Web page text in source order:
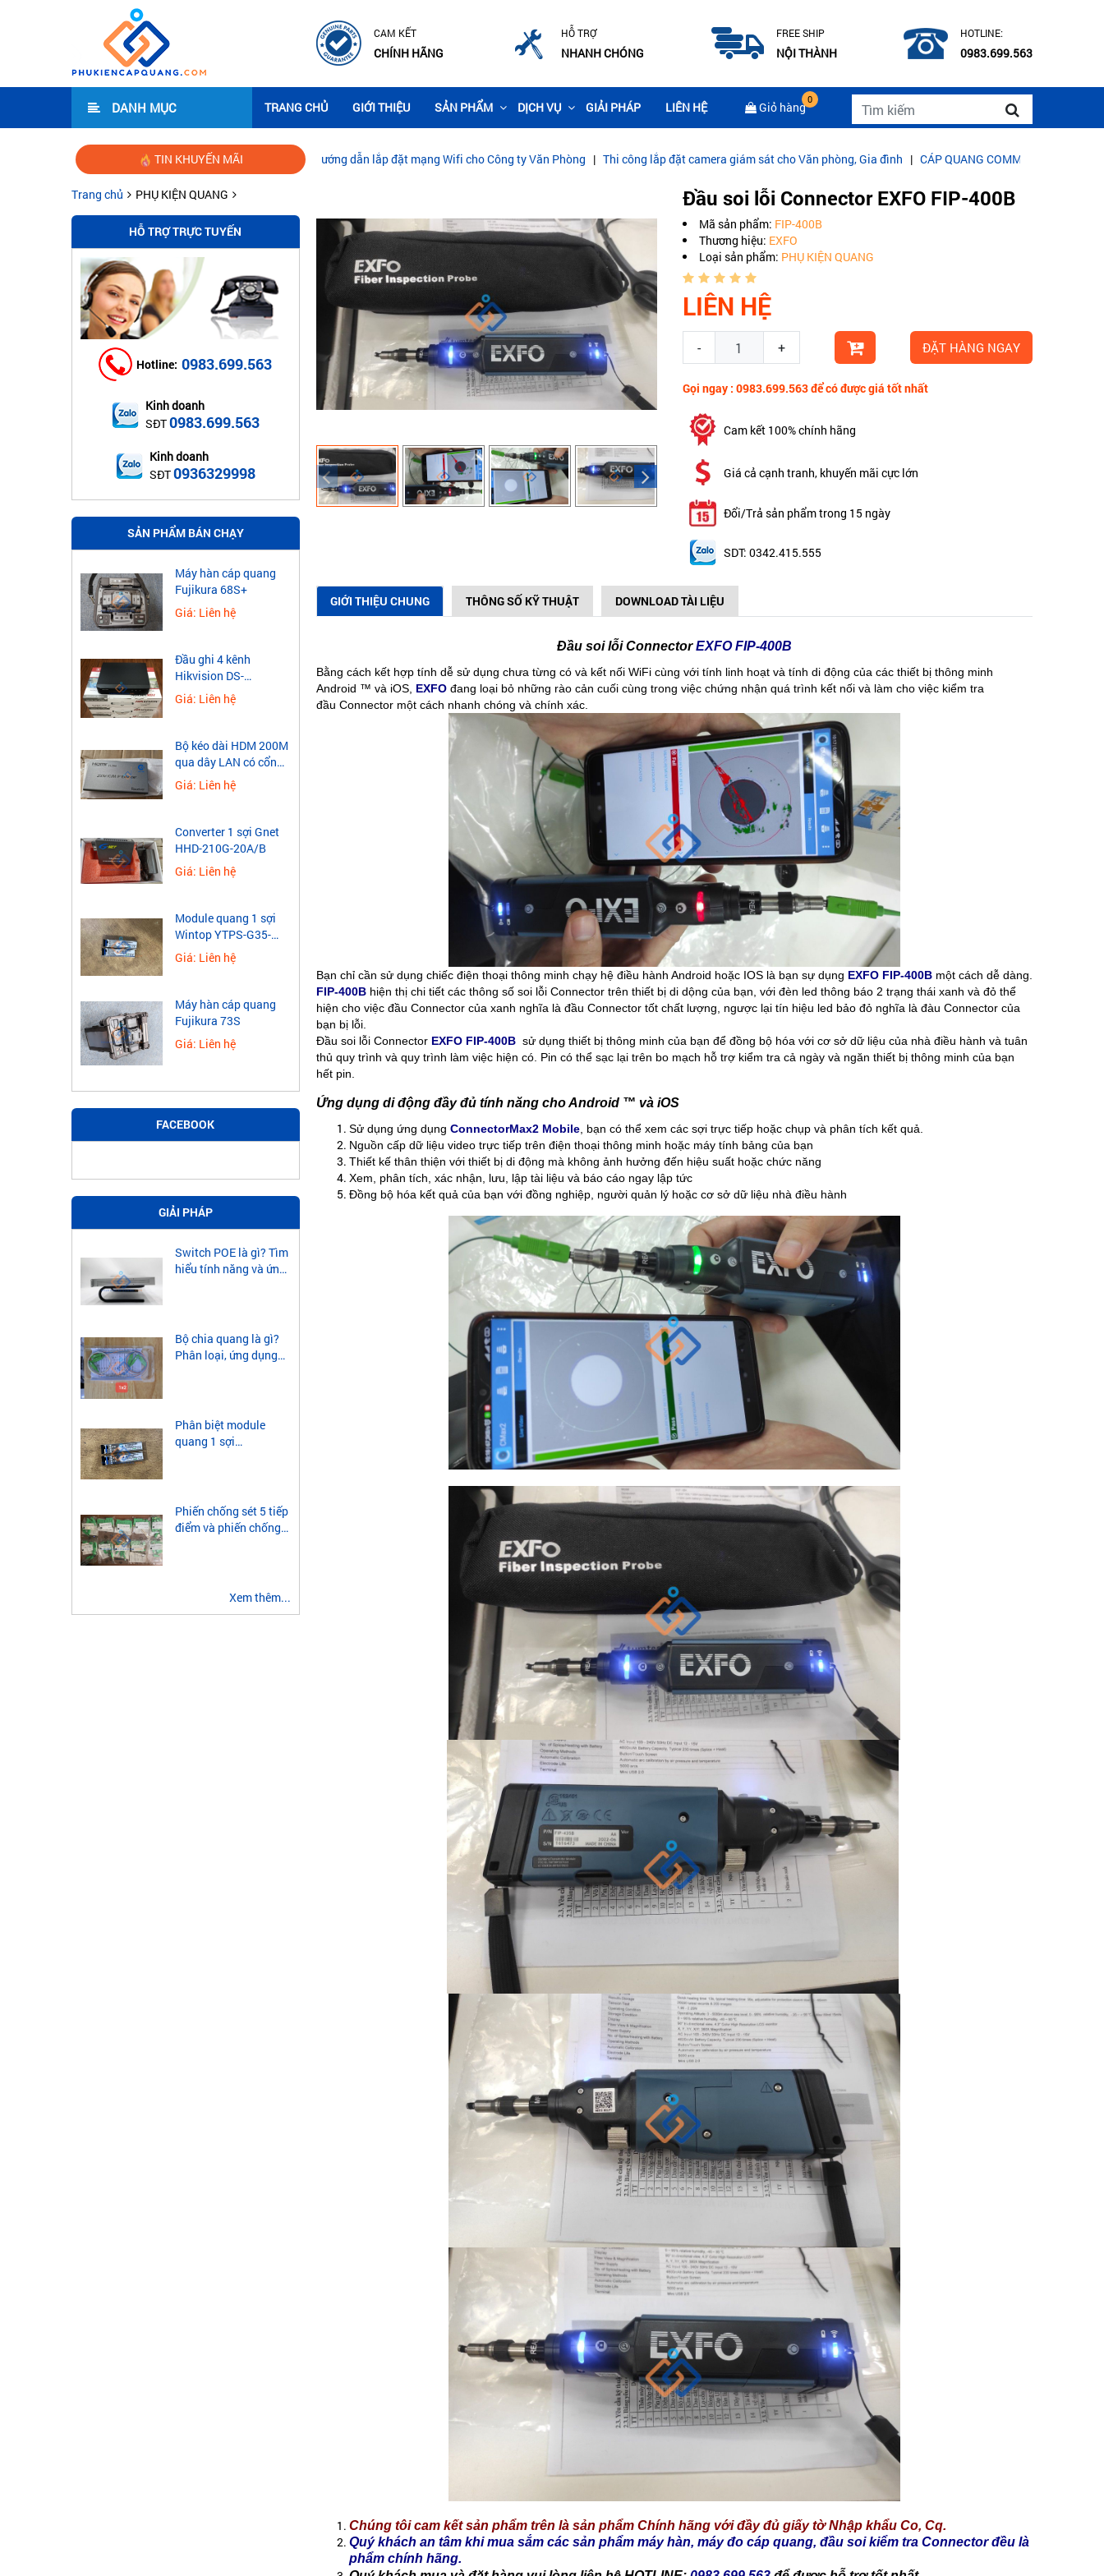
CAM KẾT
CHÍNH HÃNG
HỖ TRỢ
NHANH CHÓNG
FREE SHIP
NỘI THÀNH
HOTLINE:
0983.699.563
DANH MỤC TRANG CHỦ GIỚI THIỆU SẢN PHẨM DỊCH VỤ GIẢI PHÁP LIÊN HỆ Giỏ hàng
0
TIN KHUYẾN MÃIHướng dẫn lắp đặt mạng Wifi cho Công ty Văn Phòng|Thi công lắp đặt camera giám sát cho Văn phòng, Gia đình|CÁP QUANG COMMSCOPE MULTIMODE OM3
Trang chủ PHỤ KIỆN QUANG
HỖ TRỢ TRỰC TUYẾN
Hotline: 0983.699.563
Kinh doanh
SĐT0983.699.563
Kinh doanh
SĐT0936329998
SẢN PHẨM BÁN CHẠY
Máy hàn cáp quang
Fujikura 68S+
Giá: Liên hệ
Đầu ghi 4 kênh
Hikvision DS-
7604NXI-K1
Giá: Liên hệ
​Bộ kéo dài HDM 200M
qua dây LAN có cổng
USB
Giá: Liên hệ
Converter 1 sợi Gnet
HHD-210G-20A/B
Giá: Liên hệ
Module quang 1 sợi
Wintop YTPS-G35-
40LD 1.25G
Giá: Liên hệ
Máy hàn cáp quang
Fujikura 73S
Giá: Liên hệ
FACEBOOK
GIẢI PHÁP
Switch POE là gì? Tìm
hiểu tính năng và ứng
Bộ chia quang là gì?
Phân loại, ứng dụng
Phân biệt module
quang 1 sợi
Phiến chống sét 5 tiếp
điểm và phiến chống
Xem thêm...
Đầu soi lỗi Connector EXFO FIP-400B
Mã sản phẩm: FIP-400B
Thương hiệu: EXFO
Loại sản phẩm: PHỤ KIỆN QUANG
LIÊN HỆ
- + ĐẶT HÀNG NGAY
Gọi ngay : 0983.699.563 để có được giá tốt nhất
Cam kết 100% chính hãng
Giá cả cạnh tranh, khuyến mãi cực lớn
Đổi/Trả sản phẩm trong 15 ngày
SDT: 0342.415.555
GIỚI THIỆU CHUNG THÔNG SỐ KỸ THUẬT DOWNLOAD TÀI LIỆU
Đầu soi lỗi ConnectorEXFO FIP-400B
Bằng cách kết hợp tính dễ sử dụng chưa từng có và kết nối WiFi cùng với tính linh hoạt và tính di động của các thiết bị thông minh
Android ™ và iOS, EXFOđang loại bỏ những rào cản cuối cùng trong việc chứng nhận quá trình kết nối và làm cho việc kiểm tra
đầu Connector một cách nhanh chóng và chính xác.
Bạn chỉ cần sử dụng chiếc điện thoại thông minh chạy hệ điều hành Android hoặc IOS là bạn sự dụng EXFO FIP-400Bmột cách dễ dàng.
FIP-400Bhiện thị chi tiết các thông số soi lỗi Connector trên thiết bị di dộng của bạn, với đèn led thông báo 2 trạng thái xanh và đỏ thể
hiện cho việc đầu Connector của xanh nghĩa là đầu Connector tốt chất lượng, ngược lại tín hiệu led bảo đỏ nghĩa là đàu Connector của
bạn bị lỗi.
Đầu soi lỗi Connector EXFO FIP-400Bsử dụng thiết bị thông minh của bạn để đồng bộ hóa với cơ sở dữ liệu của nhà điều hành và tuân
thủ quy trình và quy trình làm việc hiện có. Pin có thể sạc lại trên bo mạch hỗ trợ kiểm tra cả ngày và ngăn thiết bị thông minh của bạn
hết pin.
Ứng dụng di động đầy đủ tính năng cho Android ™ và iOS
Sử dụng ứng dụng ConnectorMax2 Mobile, bạn có thể xem các sợi trực tiếp hoặc chụp và phân tích kết quả.
Nguồn cấp dữ liệu video trực tiếp trên điện thoại thông minh hoặc máy tính bảng của bạn
Thiết kế thân thiện với thiết bị di động mà không ảnh hưởng đến hiệu suất hoặc chức năng
Xem, phân tích, xác nhận, lưu, lập tài liệu và báo cáo ngay lập tức
Đồng bộ hóa kết quả của bạn với đồng nghiệp, người quản lý hoặc cơ sở dữ liệu nhà điều hành
Chúng tôi cam kết sản phẩm trên là sản phẩm Chính hãng với đầy đủ giấy tờ Nhập khẩu Co, Cq.
Quý khách an tâm khi mua sắm các sản phẩm máy hàn, máy đo cáp quang, đầu soi kiểm tra Connector đều là
phẩm chính hãng.